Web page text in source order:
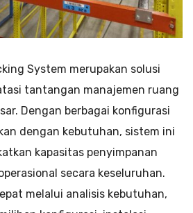
System merupakan solusi
tantangan manajemen ruang
Dengan berbagai konfigurasi
dengan kebutuhan, sistem ini
kapasitas penyimpanan
secara keseluruhan.
melalui analisis kebutuhan,